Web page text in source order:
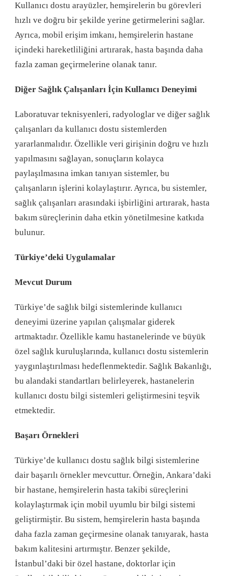
Kullanıcı dostu arayüzler, hemşirelerin bu görevleri
hızlı ve doğru bir şekilde yerine getirmelerini sağlar.
Ayrıca, mobil erişim imkanı, hemşirelerin hastane
içindeki hareketliliğini artırarak, hasta başında daha
fazla zaman geçirmelerine olanak tanır.
Diğer Sağlık Çalışanları İçin Kullanıcı Deneyimi
Laboratuvar teknisyenleri, radyologlar ve diğer sağlık
çalışanları da kullanıcı dostu sistemlerden
yararlanmalıdır. Özellikle veri girişinin doğru ve hızlı
yapılmasını sağlayan, sonuçların kolayca
paylaşılmasına imkan tanıyan sistemler, bu
çalışanların işlerini kolaylaştırır. Ayrıca, bu sistemler,
sağlık çalışanları arasındaki işbirliğini artırarak, hasta
bakım süreçlerinin daha etkin yönetilmesine katkıda
bulunur.
Türkiye’deki Uygulamalar
Mevcut Durum
Türkiye’de sağlık bilgi sistemlerinde kullanıcı
deneyimi üzerine yapılan çalışmalar giderek
artmaktadır. Özellikle kamu hastanelerinde ve büyük
özel sağlık kuruluşlarında, kullanıcı dostu sistemlerin
yaygınlaştırılması hedeflenmektedir. Sağlık Bakanlığı,
bu alandaki standartları belirleyerek, hastanelerin
kullanıcı dostu bilgi sistemleri geliştirmesini teşvik
etmektedir.
Başarı Örnekleri
Türkiye’de kullanıcı dostu sağlık bilgi sistemlerine
dair başarılı örnekler mevcuttur. Örneğin, Ankara’daki
bir hastane, hemşirelerin hasta takibi süreçlerini
kolaylaştırmak için mobil uyumlu bir bilgi sistemi
geliştirmiştir. Bu sistem, hemşirelerin hasta başında
daha fazla zaman geçirmesine olanak tanıyarak, hasta
bakım kalitesini artırmıştır. Benzer şekilde,
İstanbul’daki bir özel hastane, doktorlar için